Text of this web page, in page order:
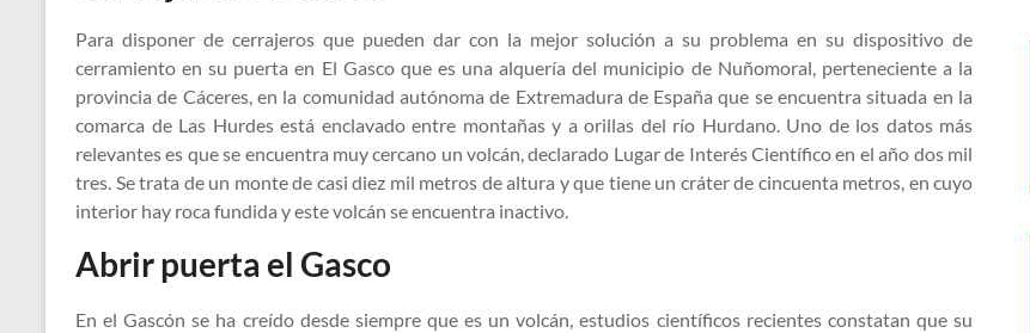
Para disponer de cerrajeros que pueden dar con la mejor solución a su problema en su dispositivo de
cerramiento en su puerta en El Gasco que es una alquería del municipio de Nuñomoral, perteneciente a la
provincia de Cáceres, en la comunidad autónoma de Extremadura de España que se encuentra situada en la
comarca de Las Hurdes está enclavado entre montañas y a orillas del río Hurdano. Uno de los datos más
relevantes es que se encuentra muy cercano un volcán, declarado Lugar de Interés Científico en el año dos mil
tres. Se trata de un monte de casi diez mil metros de altura y que tiene un cráter de cincuenta metros, en cuyo
interior hay roca fundida y este volcán se encuentra inactivo.
Abrir puerta el Gasco
En el Gascón se ha creído desde siempre que es un volcán, estudios científicos recientes constatan que su